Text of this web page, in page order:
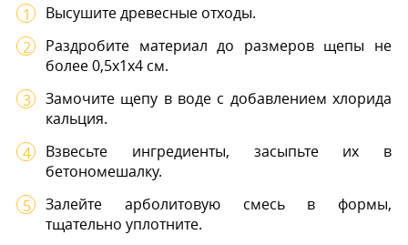
Высушите древесные отходы.
Раздробите материал до размеров щепы не
более 0,5х1х4 см.
Замочите щепу в воде с добавлением хлорида
кальция.
Взвесьте ингредиенты, засыпьте их в
бетономешалку.
Залейте арболитовую смесь в формы,
тщательно уплотните.